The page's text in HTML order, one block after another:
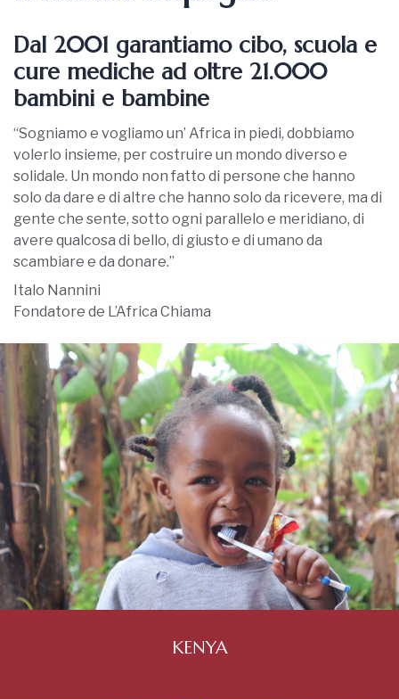
Dal 2001 garantiamo cibo, scuola e
cure mediche ad oltre 21.000
bambini e bambine
“Sogniamo e vogliamo un’ Africa in piedi, dobbiamo
volerlo insieme, per costruire un mondo diverso e
solidale. Un mondo non fatto di persone che hanno
solo da dare e di altre che hanno solo da ricevere, ma di
gente che sente, sotto ogni parallelo e meridiano, di
avere qualcosa di bello, di giusto e di umano da
scambiare e da donare.”
Italo Nannini
Fondatore de L’Africa Chiama
KENYA